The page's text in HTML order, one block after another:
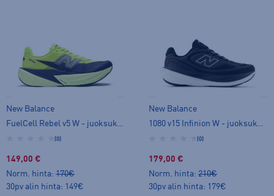
New Balance
FuelCell Rebel v5 W - juoksukengät
(0)
149,00 €
Norm. hinta: 170€
30pv alin hinta: 149€
New Balance
1080 v15 Infinion W - juoksukengät
(0)
179,00 €
Norm. hinta: 210€
30pv alin hinta: 179€